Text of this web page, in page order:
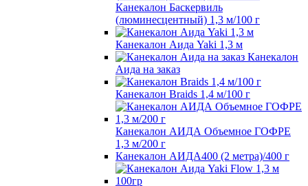
Канекалон Баскервиль
(люминесцентный) 1,3 м/100 г
Канекалон Аида Yaki 1,3 м
Канекалон
Аида на заказ
Канекалон Braids 1,4 м/100 г
Канекалон АИДА Объемное ГОФРЕ
1,3 м/200 г
Канекалон АИДА400 (2 метра)/400 г